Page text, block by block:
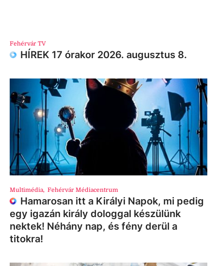
Fehérvár TV
HÍREK 17 órakor 2026. augusztus 8.
Multimédia, Fehérvár Médiacentrum
Hamarosan itt a Királyi Napok, mi pedig
egy igazán király dologgal készülünk
nektek! Néhány nap, és fény derül a
titokra!